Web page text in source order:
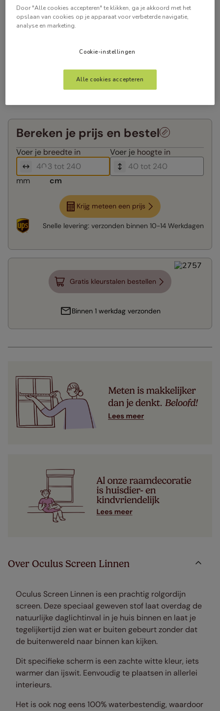
Bereken je prijs en bestel
Voer je breedte in Voer je hoogte in
mm cm
Krijg meteen een prijs
Snelle levering: verzonden binnen 10-14 Werkdagen
Gratis kleurstalen bestellen
Binnen 1 werkdag verzonden
Over Oculus Screen Linnen
Oculus Screen Linnen is een prachtig rolgordijn
screen. Deze speciaal geweven stof laat overdag de
natuurlijke daglichtinval in je huis binnen en laat je
tegelijkertijd zien wat er buiten gebeurt zonder dat
de buitenwereld naar binnen kan kijken.
Dit specifieke scherm is een zachte witte kleur, iets
warmer dan ijswit. Eenvoudig te plaatsen in allerlei
interieurs.
Het is ook nog eens 100% waterbestendig, waardoor
Door "Alle cookies accepteren" te klikken, ga je akkoord met het
opslaan van cookies op je apparaat voor verbeterde navigatie,
analyse en marketing.
Cookie-instellingen
Alle cookies accepteren